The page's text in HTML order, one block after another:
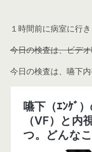
１時間前に病室に行き
今日の検査は、ビデ
今日の検査は、 嚥下内